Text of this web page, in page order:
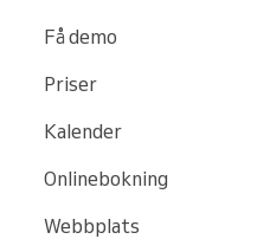
Få demo
Priser
Kalender
Onlinebokning
Webbplats